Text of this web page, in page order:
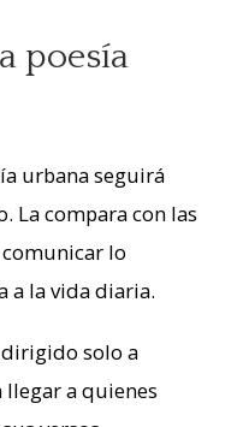
poesía
urbana seguirá
La compara con las
lo
a la vida diaria.
solo a
a quienes